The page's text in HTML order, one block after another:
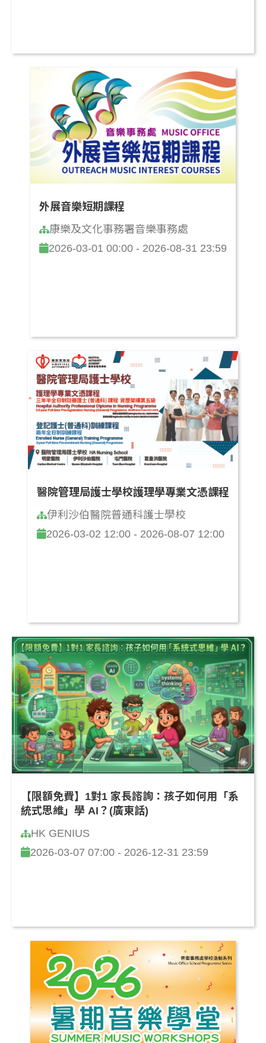
外展音樂短期課程
康樂及文化事務署音樂事務處
2026-03-01 00:00 - 2026-08-31 23:59
醫院管理局護士學校護理學專業文憑課程
伊利沙伯醫院普通科護士學校
2026-03-02 12:00 - 2026-08-07 12:00
【限額免費】1對1 家長諮詢：孩子如何用「系
統式思維」學 AI？(廣東話)
HK GENIUS
2026-03-07 07:00 - 2026-12-31 23:59